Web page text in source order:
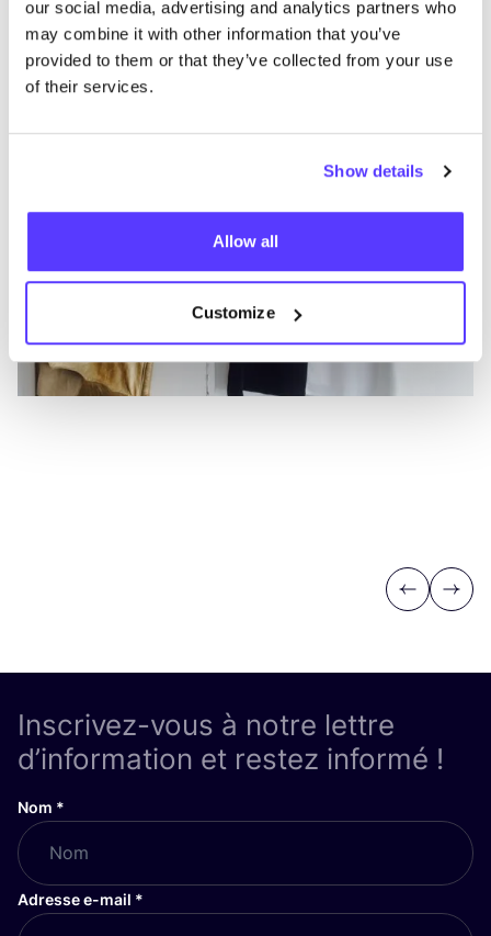
our social media, advertising and analytics partners who
may combine it with other information that you’ve
provided to them or that they’ve collected from your use
of their services.
Show details
Allow all
Customize
Previous
Next
Inscrivez-vous à notre lettre
d’information et restez informé !
Nom *
Adresse e-mail *